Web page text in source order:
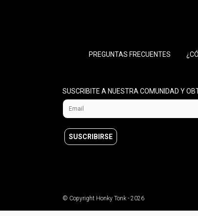
PREGUNTAS FRECUENTES
SUSCRIBITE A NUESTRA COMUNIDAD Y
© Copyright Honky Tonk - 2026